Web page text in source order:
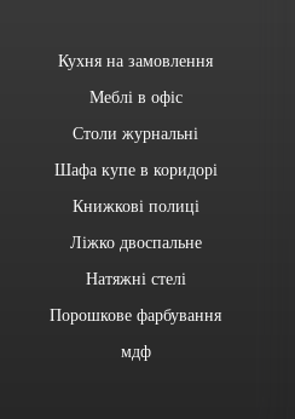
Кухня на замовлення
Меблі в офіс
Столи журнальні
Шафа купе в коридорі
Книжкові полиці
Ліжко двоспальне
Натяжні стелі
Порошкове фарбування
мдф